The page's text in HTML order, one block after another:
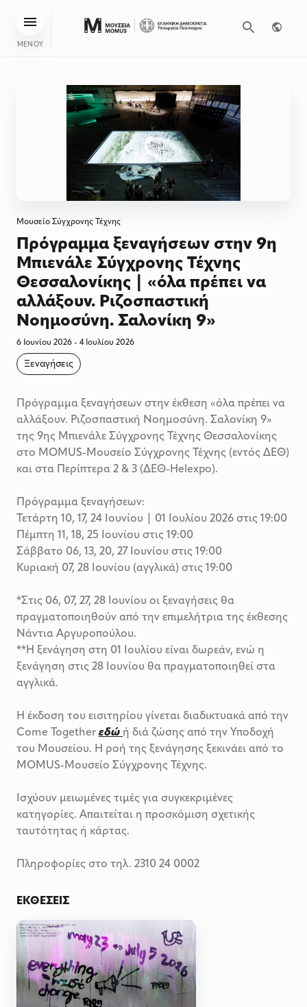
ΜΕΝΟΥ
Μουσείο Σύγχρονης Τέχνης
Πρόγραμμα ξεναγήσεων στην 9η
Μπιενάλε Σύγχρονης Τέχνης
Θεσσαλονίκης | «όλα πρέπει να
αλλάξουν. Ριζοσπαστική
Νοημοσύνη. Σαλονίκη 9»
6 Ιουνίου 2026 - 4 Ιουλίου 2026
Ξεναγήσεις
Πρόγραμμα ξεναγήσεων στην έκθεση «όλα πρέπει να
αλλάξουν. Ριζοσπαστική Νοημοσύνη. Σαλονίκη 9»
της 9ης Μπιενάλε Σύγχρονης Τέχνης Θεσσαλονίκης
στο MOMUS-Μουσείο Σύγχρονης Τέχνης (εντός ΔΕΘ)
και στα Περίπτερα 2 & 3 (ΔΕΘ-Helexpo).
Πρόγραμμα ξεναγήσεων:
Τετάρτη 10, 17, 24 Ιουνίου | 01 Ιουλίου 2026 στις 19:00
Πέμπτη 11, 18, 25 Ιουνίου στις 19:00
Σάββατο 06, 13, 20, 27 Ιουνίου στις 19:00
Κυριακή 07, 28 Ιουνίου (αγγλικά) στις 19:00
*Στις 06, 07, 27, 28 Ιουνίου οι ξεναγήσεις θα
πραγματοποιηθούν από την επιμελήτρια της έκθεσης
Νάντια Αργυροπούλου.
**Η ξενάγηση στη 01 Ιουλίου είναι δωρεάν, ενώ η
ξενάγηση στις 28 Ιουνίου θα πραγματοποιηθεί στα
αγγλικά.
Η έκδοση του εισιτηρίου γίνεται διαδικτυακά από την
Come Together εδώ ή διά ζώσης από την Υποδοχή
του Μουσείου. H ροή της ξενάγησης ξεκινάει από το
MOMUS-Μουσείο Σύγχρονης Τέχνης.
Ισχύουν μειωμένες τιμές για συγκεκριμένες
κατηγορίες. Απαιτείται η προσκόμιση σχετικής
ταυτότητας ή κάρτας.
Πληροφορίες στο τηλ. 2310 24 0002
ΕΚΘΈΣΕΙΣ